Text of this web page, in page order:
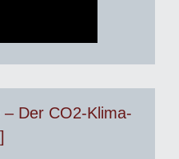
Der CO2-Klima-